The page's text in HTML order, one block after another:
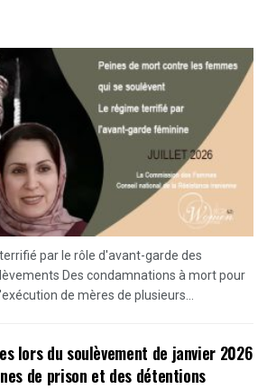
par le rôle d'avant-garde des
Des condamnations à mort pour
de mères de plusieurs...
lors du soulèvement de janvier 2026
de prison et des détentions